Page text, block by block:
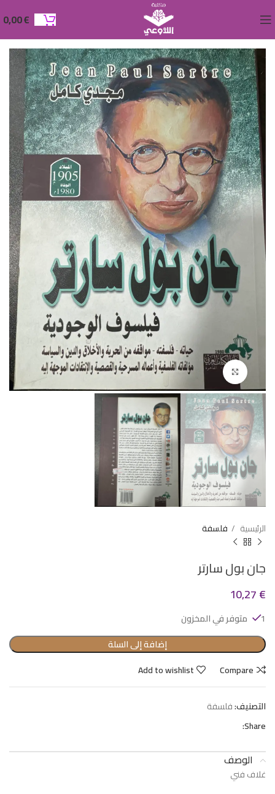
0,00€
Click to enlarge
الرئيسية فلسفة
جان بول سارتر
10,27€
1 متوفر في المخزون
إضافة إلى السلة
Compare
Add to wishlist
التصنيف:فلسفة
Share:
الوصف
غلاف فني